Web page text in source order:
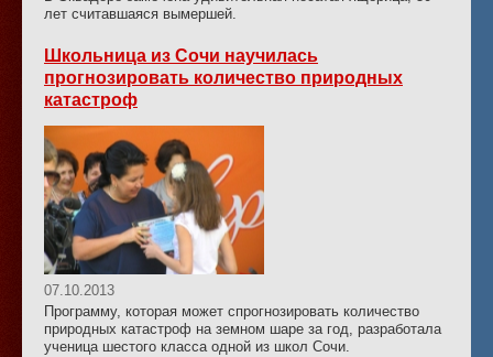
лет считавшаяся вымершей.
Школьница из Сочи научилась
прогнозировать количество природных
катастроф
07.10.2013
Программу, которая может спрогнозировать количество
природных катастроф на земном шаре за год, разработала
ученица шестого класса одной из школ Сочи.